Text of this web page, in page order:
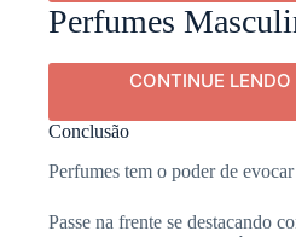
Perfumes
CONTINUE
Conclusão
Perfumes tem o poder de
Passe na frente se destacando